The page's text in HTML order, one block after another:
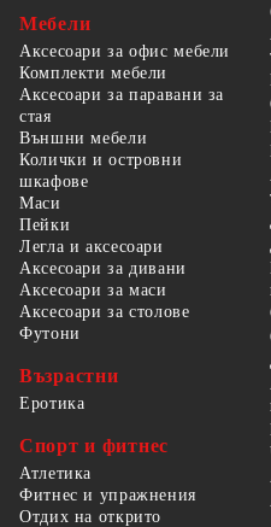
Мебели
Аксесоари за офис мебели
Комплекти мебели
Аксесоари за паравани за
стая
Външни мебели
Колички и островни
шкафове
Маси
Пейки
Легла и аксесоари
Аксесоари за дивани
Аксесоари за маси
Аксесоари за столове
Футони
Възрастни
Еротика
Спорт и фитнес
Атлетика
Фитнес и упражнения
Отдих на открито